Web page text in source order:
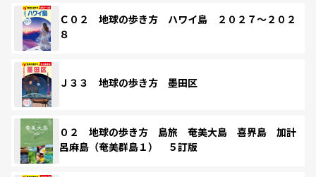
Ｃ０２ 地球の歩き方 ハワイ島 ２０２７～２０２
８
Ｊ３３ 地球の歩き方 墨田区
０２ 地球の歩き方 島旅 奄美大島 喜界島 加計
呂麻島（奄美群島１） ５訂版